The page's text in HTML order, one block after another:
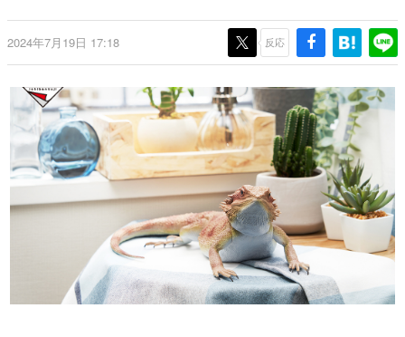
ゲーム世代の作家たち
ゲームに多大な影響を受けた作家さんに取材し、ゲームが
日本のコンテンツ産業やカルチャーに与えた影響を探る企
画です。
日本モバイルゲーム産業史
日本のモバイルゲーム史における主要なトピック・タイト
ルを網羅するほか、開発者へのインタビューや識者による
解説を掲載。約20年の歴史が一望できる決定版！
若ゲのいたり〜ゲームクリエイターの青春〜
『うつヌケ』『ペンと箸』等で知られるマンガ家・田中圭
一先生によるゲーム業界レポートマンガです。
なんでゲームは面白い？
ゲーム開発者・hamatsu氏がゲームの魅力を画面や操作の
具体的な形から解き明かしていく、硬派で骨太な評論連載
です。
2024年7月19日 17:18 反応